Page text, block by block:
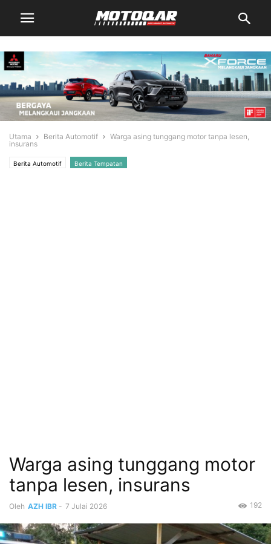
Utama Berita Automotif
Warga asing tunggang motor tanpa lesen,
insurans
Berita Automotif Berita Tempatan
Warga asing tunggang motor
tanpa lesen, insurans
Oleh AZH IBR - 7 Julai 2026 192